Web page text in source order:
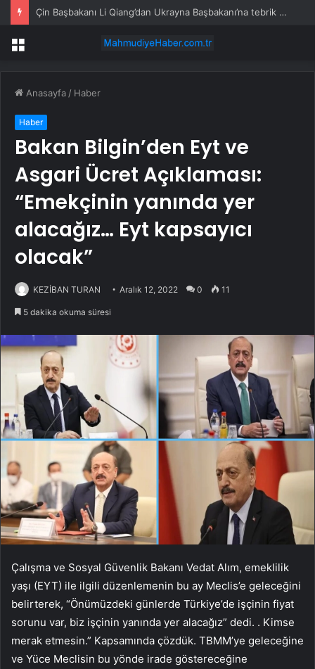
Çin Başbakanı Li Qiang’dan Ukrayna Başbakanı’na tebrik mesajı
Menü
Anasayfa / Haber
Haber
Bakan Bilgin’den Eyt ve
Asgari Ücret Açıklaması:
“Emekçinin yanında yer
alacağız… Eyt kapsayıcı
olacak”
KEZİBAN TURAN Aralık 12, 2022 0 11
5 dakika okuma süresi
Çalışma ve Sosyal Güvenlik Bakanı Vedat Alım, emeklilik
yaşı (EYT) ile ilgili düzenlemenin bu ay Meclis’e geleceğini
belirterek, “Önümüzdeki günlerde Türkiye’de işçinin fiyat
sorunu var, biz işçinin yanında yer alacağız” dedi. . Kimse
merak etmesin.” Kapsamında çözdük. TBMM’ye geleceğine
ve Yüce Meclisin bu yönde irade göstereceğine